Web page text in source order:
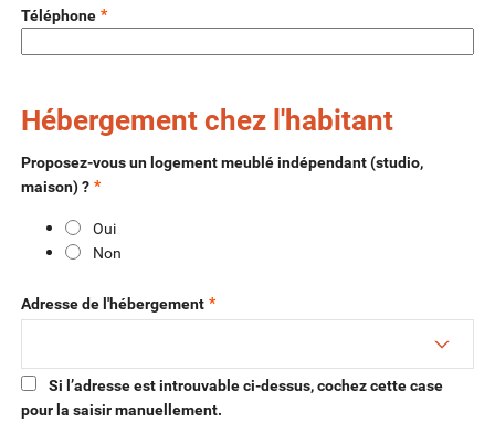
Téléphone *
Hébergement chez l'habitant
Proposez-vous un logement meublé indépendant (studio,
maison) ? *
Oui
Non
Adresse de l'hébergement *
Si l’adresse est introuvable ci-dessus, cochez cette case
pour la saisir manuellement.